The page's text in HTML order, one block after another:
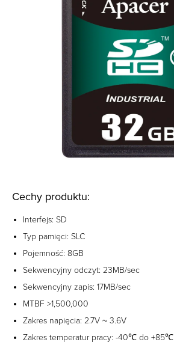
Cechy produktu:
Interfejs: SD
Typ pamięci: SLC
Pojemność: 8GB
Sekwencyjny odczyt: 23MB/sec
Sekwencyjny zapis: 17MB/sec
MTBF >1,500,000
Zakres napięcia: 2.7V ~ 3.6V
Zakres temperatur pracy: -40℃ do +85℃